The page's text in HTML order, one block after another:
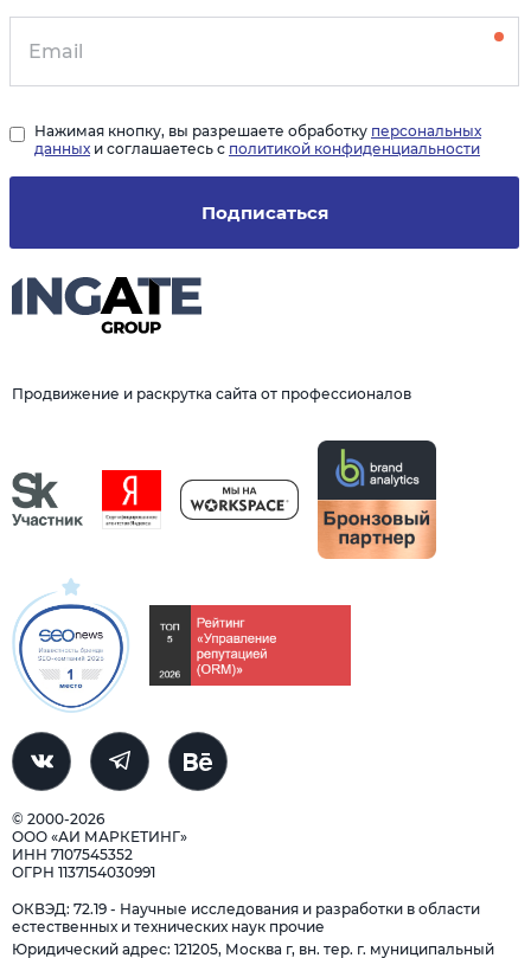
Продвижение и раскрутка сайта от профессионалов
© 2000-2026
ООО «АИ МАРКЕТИНГ»
ИНН 7107545352
ОГРН 1137154030991
Подписаться
Нажимая кнопку, вы разрешаете обработку персональных
данных и соглашаетесь с политикой конфиденциальности
ОКВЭД: 72.19 - Научные исследования и разработки в области
естественных и технических наук прочие
Юридический адрес: 121205, Москва г, вн. тер. г. муниципальный